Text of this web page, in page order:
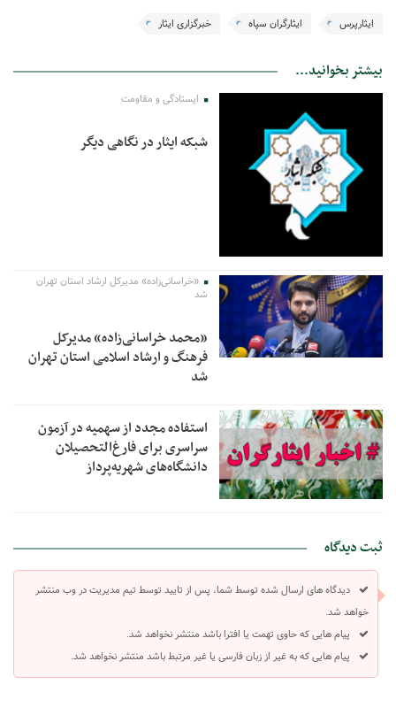
ایثارپرس ایثارگران سپاه خبرگزاری ایثار
بیشتر بخوانید...
ایستادگی و مقاومت
شبکه ایثار در نگاهی دیگر
«خراسانی‌زاده» مدیرکل ارشاد استان تهران
شد
«محمد خراسانی‌زاده» مدیرکل
فرهنگ و ارشاد اسلامی استان تهران
شد
استفاده مجدد از سهمیه در آزمون
سراسری برای فارغ‌التحصیلان
دانشگاه‌های شهریه‌پرداز
ثبت دیدگاه
دیدگاه های ارسال شده توسط شما، پس از تایید توسط تیم مدیریت در وب منتشر
خواهد شد.
پیام هایی که حاوی تهمت یا افترا باشد منتشر نخواهد شد.
پیام هایی که به غیر از زبان فارسی یا غیر مرتبط باشد منتشر نخواهد شد.